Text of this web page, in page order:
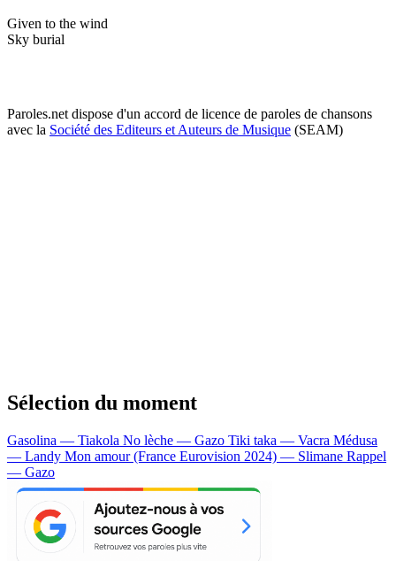
Given to the wind
Sky burial
Paroles.net dispose d'un accord de licence de paroles de chansons
avec la Société des Editeurs et Auteurs de Musique (SEAM)
Sélection du moment
Gasolina — Tiakola No lèche — Gazo Tiki taka — Vacra Médusa
— Landy Mon amour (France Eurovision 2024) — Slimane Rappel
— Gazo